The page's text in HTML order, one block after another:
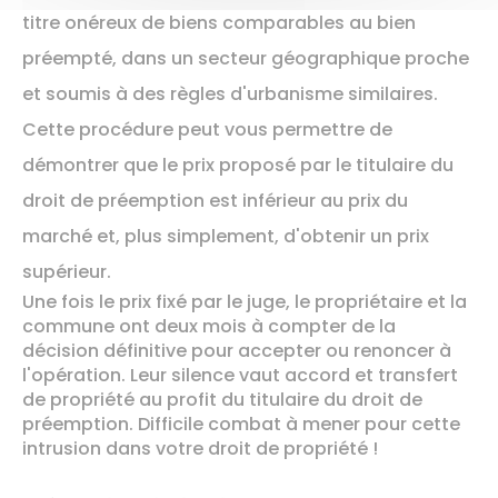
titre onéreux de biens comparables au bien
préempté, dans un secteur géographique proche
et soumis à des règles d'urbanisme similaires.
Cette procédure peut vous permettre de
démontrer que le prix proposé par le titulaire du
droit de préemption est inférieur au prix du
marché et, plus simplement, d'obtenir un prix
supérieur.
Une fois le prix fixé par le juge, le propriétaire et la
commune ont deux mois à compter de la
décision définitive pour accepter ou renoncer à
l'opération. Leur silence vaut accord et transfert
de propriété au profit du titulaire du droit de
préemption. Difficile combat à mener pour cette
intrusion dans votre droit de propriété !